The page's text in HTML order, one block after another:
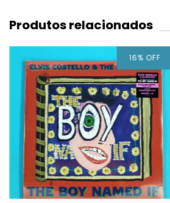
Produtos relacionados
16% OFF